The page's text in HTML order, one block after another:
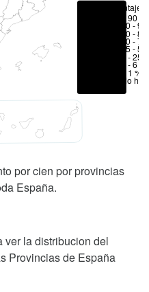
Porcentajes
> 90 %
80 -
70 -
50 -
25 -
6 - 25
1 - 6 %
< 1 %
No hay
por cien por provincias
España.
ver la distribucion del
Provincias de España